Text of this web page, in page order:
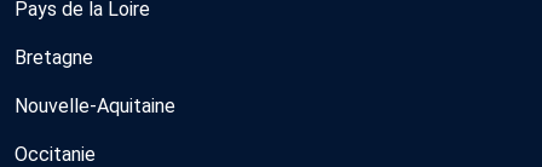
Pays de la Loire
Bretagne
Nouvelle-Aquitaine
Occitanie